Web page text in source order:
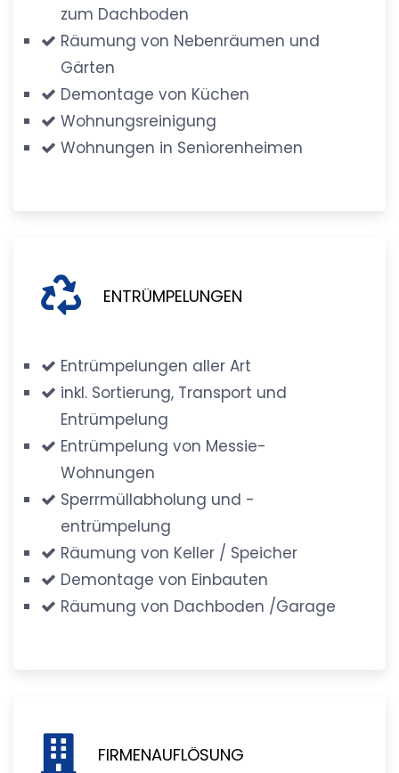
zum Dachboden
Räumung von Nebenräumen und
Gärten
Demontage von Küchen
Wohnungsreinigung
Wohnungen in Seniorenheimen
ENTRÜMPELUNGEN
Entrümpelungen aller Art
inkl. Sortierung, Transport und
Entrümpelung
Entrümpelung von Messie-
Wohnungen
Sperrmüllabholung und -
entrümpelung
Räumung von Keller / Speicher
Demontage von Einbauten
Räumung von Dachboden /Garage
FIRMENAUFLÖSUNG